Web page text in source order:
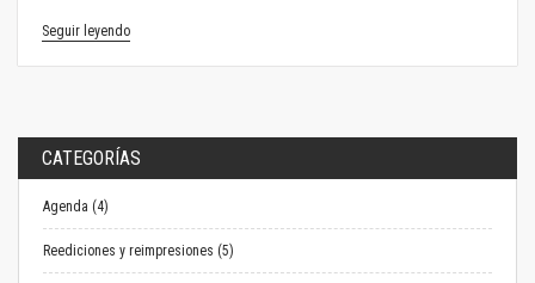
Seguir leyendo
CATEGORÍAS
Agenda (4)
Reediciones y reimpresiones (5)